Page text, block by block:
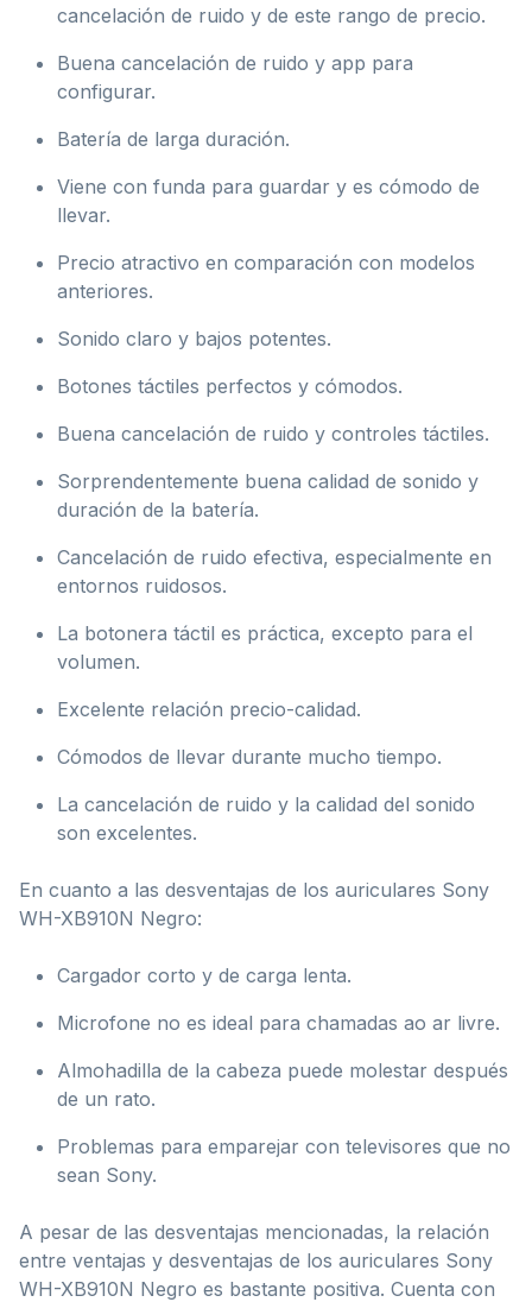
cancelación de ruido y de este rango de precio.
Buena cancelación de ruido y app para
configurar.
Batería de larga duración.
Viene con funda para guardar y es cómodo de
llevar.
Precio atractivo en comparación con modelos
anteriores.
Sonido claro y bajos potentes.
Botones táctiles perfectos y cómodos.
Buena cancelación de ruido y controles táctiles.
Sorprendentemente buena calidad de sonido y
duración de la batería.
Cancelación de ruido efectiva, especialmente en
entornos ruidosos.
La botonera táctil es práctica, excepto para el
volumen.
Excelente relación precio-calidad.
Cómodos de llevar durante mucho tiempo.
La cancelación de ruido y la calidad del sonido
son excelentes.
En cuanto a las desventajas de los auriculares Sony
WH-XB910N Negro:
Cargador corto y de carga lenta.
Microfone no es ideal para chamadas ao ar livre.
Almohadilla de la cabeza puede molestar después
de un rato.
Problemas para emparejar con televisores que no
sean Sony.
A pesar de las desventajas mencionadas, la relación
entre ventajas y desventajas de los auriculares Sony
WH-XB910N Negro es bastante positiva. Cuenta con